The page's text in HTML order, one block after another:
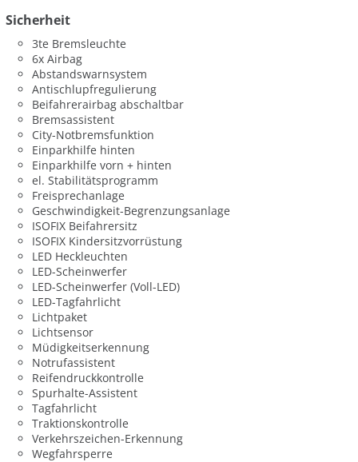
Sicherheit
3te Bremsleuchte
6x Airbag
Abstandswarnsystem
Antischlupfregulierung
Beifahrerairbag abschaltbar
Bremsassistent
City-Notbremsfunktion
Einparkhilfe hinten
Einparkhilfe vorn + hinten
el. Stabilitätsprogramm
Freisprechanlage
Geschwindigkeit-Begrenzungsanlage
ISOFIX Beifahrersitz
ISOFIX Kindersitzvorrüstung
LED Heckleuchten
LED-Scheinwerfer
LED-Scheinwerfer (Voll-LED)
LED-Tagfahrlicht
Lichtpaket
Lichtsensor
Müdigkeitserkennung
Notrufassistent
Reifendruckkontrolle
Spurhalte-Assistent
Tagfahrlicht
Traktionskontrolle
Verkehrszeichen-Erkennung
Wegfahrsperre